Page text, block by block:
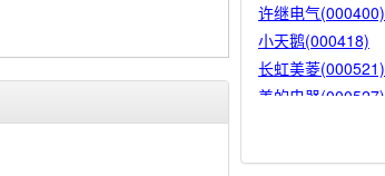
许继电气(000400)
小天鹅(000418)
长虹美菱(000521)
美的电器(000527)